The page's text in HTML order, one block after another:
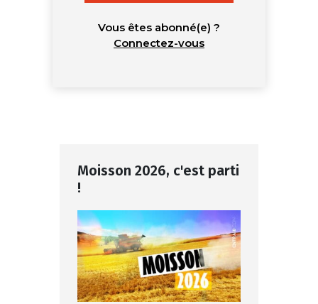
Vous êtes abonné(e) ?
Connectez-vous
Moisson 2026, c'est parti
!